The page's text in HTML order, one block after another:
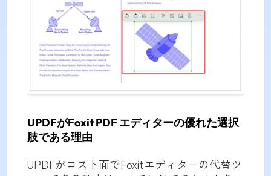
UPDFがFoxit PDF エディターの優れた選択
肢である理由
UPDFがコスト面でFoxitエディターの代替ツ